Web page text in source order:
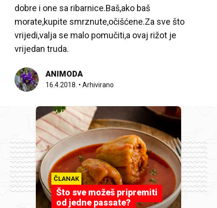
dobre i one sa ribarnice.Baš,ako baš
morate,kupite smrznute,očišćene.Za sve što
vrijedi,valja se malo pomučiti,a ovaj rižot je
vrijedan truda.
ANIMODA
16.4.2018. • Arhivirano
ČLANAK
Što sve možeš pripremiti
od jedne passate?